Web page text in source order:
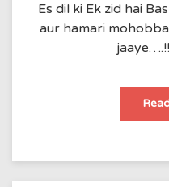
Es dil ki Ek zid hai
aur hamari